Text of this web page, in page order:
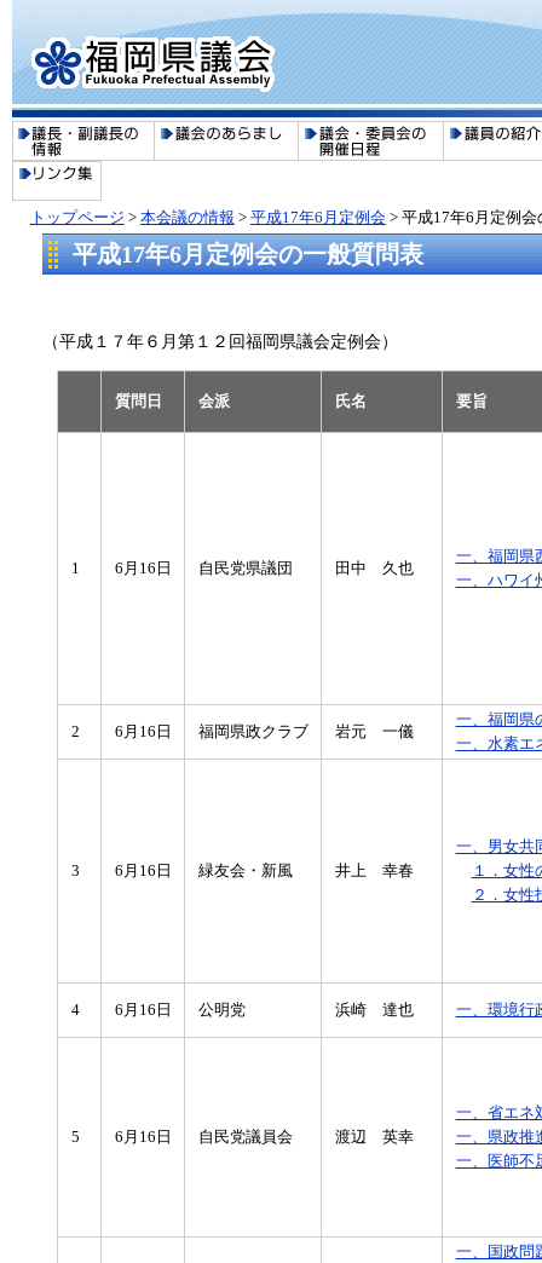
トップページ > 本会議の情報 > 平成17年6月定例会> 平成17年6月定例会
平成17年6月定例会の一般質問表
（平成１７年６月第１２回福岡県議会定例会）
質問日 会派 氏名 要旨
1 6月16日 自民党県議団 田中 久也
一、福岡県
一、ハワイ
2 6月16日 福岡県政クラブ 岩元 一儀
一、福岡県
一、水素エ
3 6月16日 緑友会・新風 井上 幸春
一、男女共
１．女性
２．女性
4 6月16日 公明党 浜崎 達也 一、環境行
5 6月16日 自民党議員会 渡辺 英幸
一、省エネ
一、県政推
一、医師不
一、国政問